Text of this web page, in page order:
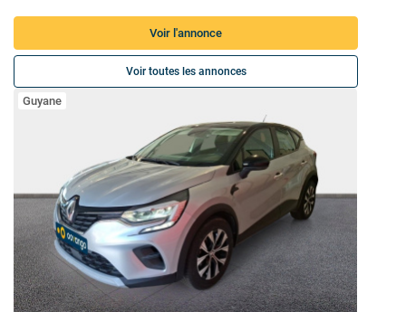
Voir l'annonce
Voir toutes les annonces
Guyane